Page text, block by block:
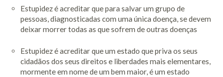
The Other Song
Academy
Seminários
Estupidez é acreditar que para salvar um grupo de
pessoas, diagnosticadas com uma única doença, se devem
deixar morrer todas as que sofrem de outras doenças
Estupidez é acreditar que um estado que priva os seus
cidadãos dos seus direitos e liberdades mais elementares,
mormente em nome de um bem maior, é um estado